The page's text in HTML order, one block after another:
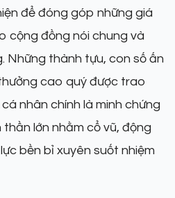
để đóng góp những giá
cộng đồng nói chung và
Những thành tựu, con số ấn
cao quý được trao
nhân chính là minh chứng
lớn nhằm cổ vũ, động
bền bỉ xuyên suốt nhiệm